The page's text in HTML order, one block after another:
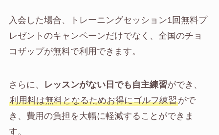
入会した場合、トレーニングセッション1回無料プ
レゼントのキャンペーンだけでなく、全国のチョ
コザップが無料で利用できます。
さらに、 レッスンがない日でも自主練習ができ、
利用料は無料となるためお得にゴルフ練習がで
き、費用の負担を大幅に軽減することができま
す。